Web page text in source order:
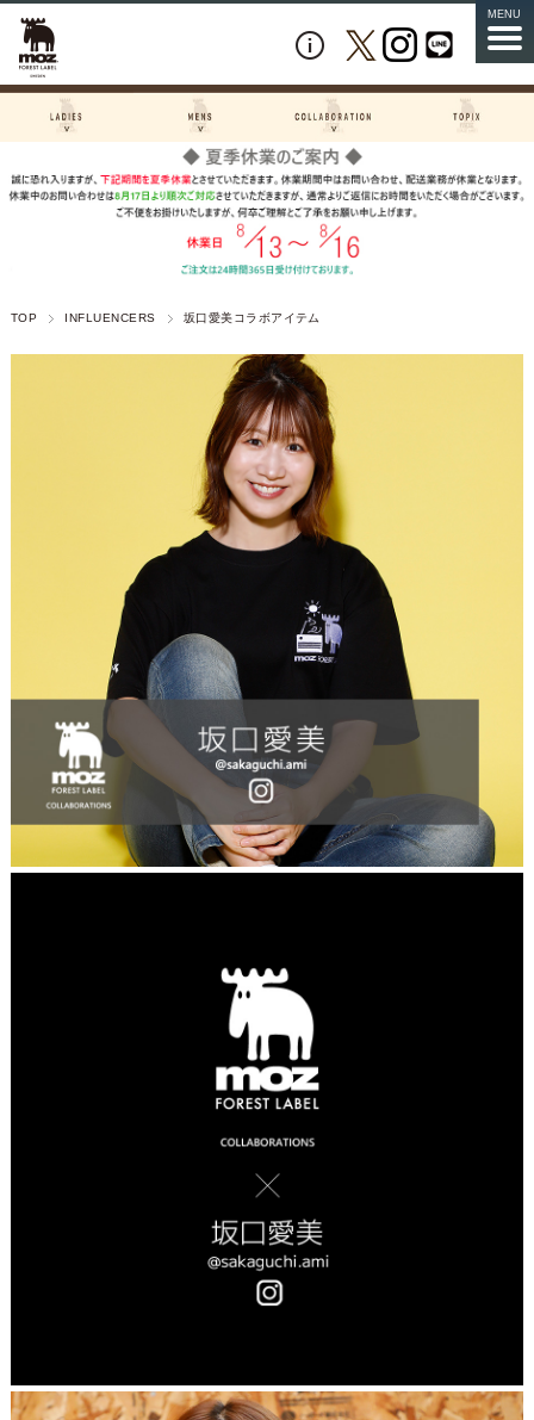
MENU
TOP INFLUENCERS 坂口愛美コラボアイテム